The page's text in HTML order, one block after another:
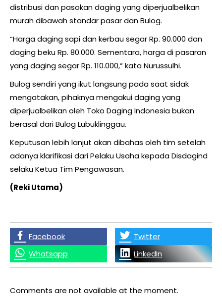
distribusi dan pasokan daging yang diperjualbelikan
murah dibawah standar pasar dan Bulog.
“Harga daging sapi dan kerbau segar Rp. 90.000 dan
daging beku Rp. 80.000. Sementara, harga di pasaran
yang daging segar Rp. 110.000,” kata Nurussulhi.
Bulog sendiri yang ikut langsung pada saat sidak
mengatakan, pihaknya mengakui daging yang
diperjualbelikan oleh Toko Daging Indonesia bukan
berasal dari Bulog Lubuklinggau.
Keputusan lebih lanjut akan dibahas oleh tim setelah
adanya klarifikasi dari Pelaku Usaha kepada Disdagind
selaku Ketua Tim Pengawasan.
(Reki Utama)
Facebook
Twitter
Whatsapp
LinkedIn
Comments are not available at the moment.